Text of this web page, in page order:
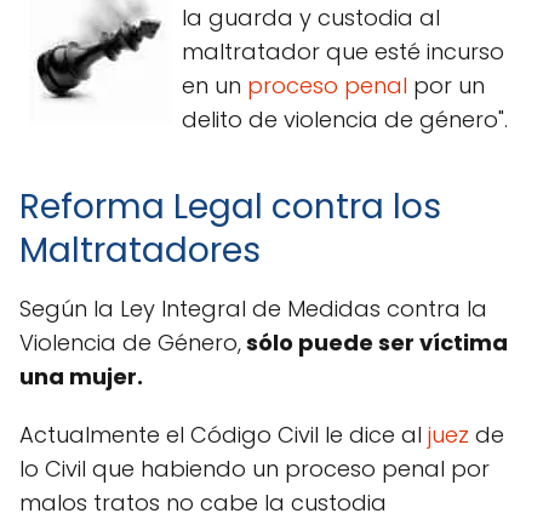
la guarda y custodia al
maltratador que esté incurso
en un proceso penal por un
delito de violencia de género".
Reforma Legal contra los
Maltratadores
Según la Ley Integral de Medidas contra la
Violencia de Género,sólo puede ser víctima
una mujer.
Actualmente el Código Civil le dice al juez de
lo Civil que habiendo un proceso penal por
malos tratos no cabe la custodia